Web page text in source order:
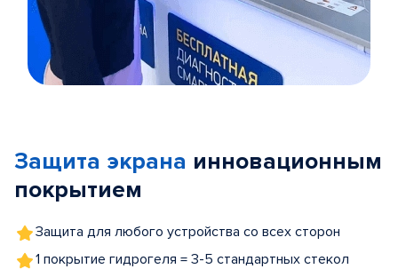
5
Защита экрана инновационным
покрытием
Защита для любого устройства со всех сторон
1 покрытие гидрогеля = 3-5 стандартных стекол